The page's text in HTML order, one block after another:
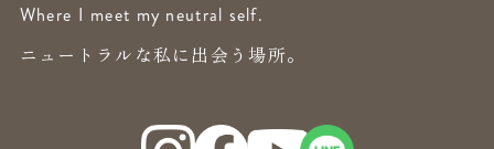
Where I meet my neutral self.
ニュートラルな私に出会う場所。